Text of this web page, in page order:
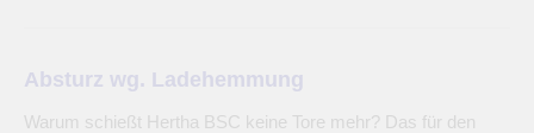
Absturz wg. Ladehemmung
Warum schießt Hertha BSC keine Tore mehr? Das für den